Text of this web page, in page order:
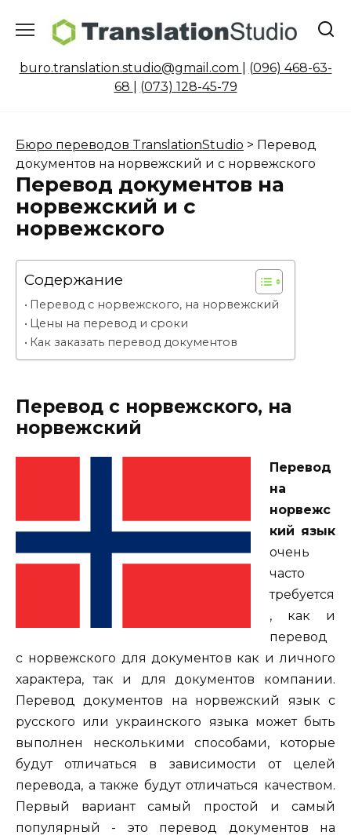
содержанию
buro.translation.studio@gmail.com
(096) 468-63-
68
(073) 128-45-79
Бюро переводов TranslationStudio > Перевод
документов на норвежский и с норвежского
Перевод документов на
норвежский и с
норвежского
Содержание
Перевод с норвежского, на норвежский
Цены на перевод и сроки
Как заказать перевод документов
Перевод с норвежского, на
норвежский
Перевод
на
норвежс
кий язык
очень
часто
требуется
, как и
перевод
с норвежского для документов как и личного
характера, так и для документов компании.
Перевод документов на норвежский язык с
русского или украинского языка может быть
выполнен несколькими способами, которые
будут отличаться в зависимости от целей
перевода, а также будут отличаться качеством.
Первый вариант самый простой и самый
популярный - это перевод документов на